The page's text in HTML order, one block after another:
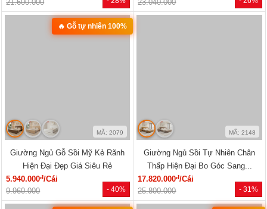
- -3%
4.200.000
- 40%
19.000.000
- 46%
🔥 TỦ BÁN CHẠY
MÃ: 2033
Tủ Quần Áo Tự Nhiên Vân Sồi Đa
Cánh Kèm Cụm Ngăn Kéo Giá Rẻ
9.180.000đ/Cái
17.000.000
- 28%
MÃ: 2686
Tủ Quần Áo Hiện Đại Gỗ Công
Nghiệp Màu Nâu Đẹp Giá Rẻ...
6.050.000đ/Cái
8.400.000